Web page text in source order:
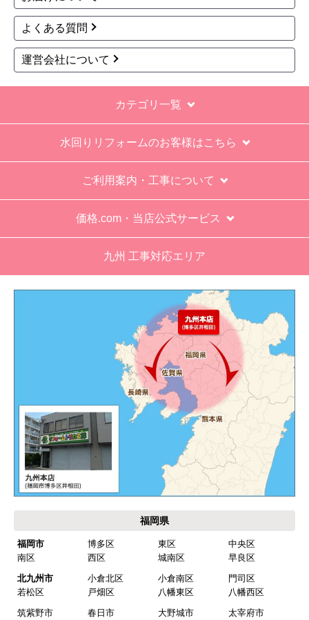
保障期間の説明もHPとは違った。８年保証にして
いるがメーカー保証が３年追加になり１１年と説
明があった。HPにはメーカー保証期間も８年に含
むとなっていたが、どちらが正しいか分からな
が悪かったが室外機の荷揚げを手伝った。もし、
客先が高齢の女性だったらどうしたのか疑問。
エアコン専門の担当べつにもう一人来て欲しかっ
た。
メールだとは知らず、確認できなかった。
エアコンが２００V対応型だが、同じ２００Vでも
業務用なのでコンセントの形状が違い、途中で工
事業者が買いに行く始末。注文時に形状の確認も
別の部屋もお願いしたいと考えていたが、少々不
akagenoane
欲しい商品をスムーズに注文できましたか？
予定の期日までに商品が届きましたか？
商品の梱包は必要十分なものでしたか？
よくある質問
運営会社について
カテゴリ一覧
水回りリフォームのお客様はこちら
ご利用案内・工事について
価格.com・当店公式サービス
九州 工事対応エリア
福岡県
福岡市 博多区 東区
中央区
南区
西区 城南区
早良区
北九州市
小倉北区 小倉南区
門司区
若松区
戸畑区 八幡東区
八幡西区
筑紫野市
春日市 大野城市
太宰府市